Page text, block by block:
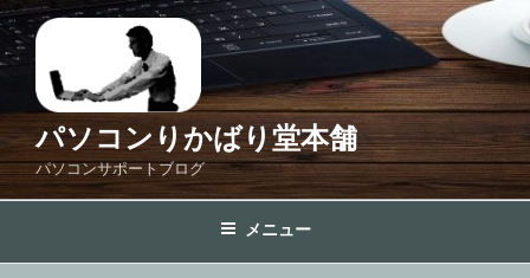
コ
ン
テ
ス
プ
パソコンりかばり堂本舗
パソコンサポートブログ
メニュー